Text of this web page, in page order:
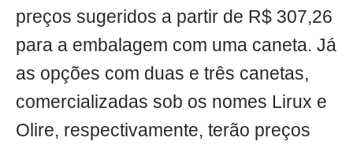
preços sugeridos a partir de R$ 307,26
para a embalagem com uma caneta. Já
as opções com duas e três canetas,
comercializadas sob os nomes Lirux e
Olire, respectivamente, terão preços